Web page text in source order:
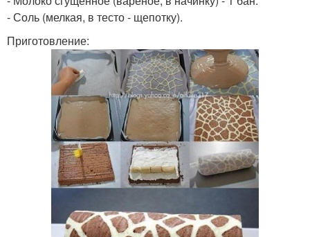
- Соль (мелкая, в тесто - щепотку).
Приготовление: